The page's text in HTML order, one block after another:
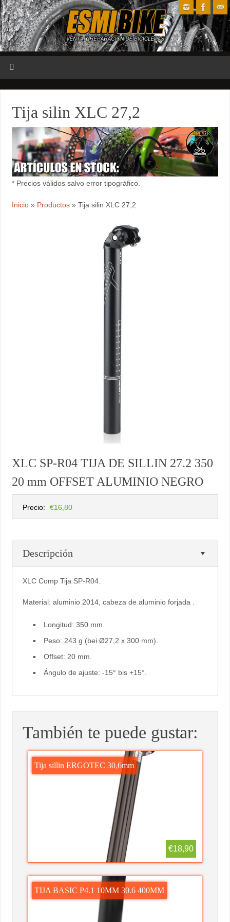
Tija silin XLC 27,2
* Precios válidos salvo error tipográfico.
Inicio» Productos» Tija silin XLC 27,2
XLC SP-R04 TIJA DE SILLIN 27.2 350
20 mm OFFSET ALUMINIO NEGRO
Precio: €16,80
Descripción
XLC Comp Tija SP-R04.
Material: aluminio 2014, cabeza de aluminio forjada .
Longitud: 350 mm.
Peso: 243 g (bei Ø27,2 x 300 mm).
Offset: 20 mm.
Ángulo de ajuste: -15° bis +15°.
También te puede gustar:
Tija sillin ERGOTEC 30,6mm
€18,90
TIJA BASIC P4.1 10MM 30.6 400MM